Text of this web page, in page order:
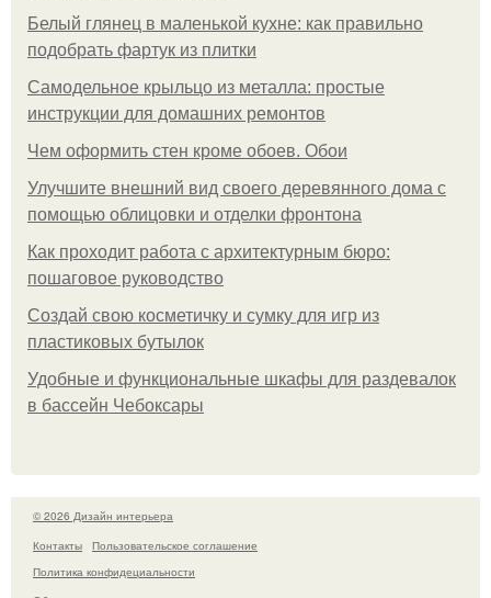
Белый глянец в маленькой кухне: как правильно
подобрать фартук из плитки
Самодельное крыльцо из металла: простые
инструкции для домашних ремонтов
Чем оформить стен кроме обоев. Обои
Улучшите внешний вид своего деревянного дома с
помощью облицовки и отделки фронтона
Как проходит работа с архитектурным бюро:
пошаговое руководство
Создай свою косметичку и сумку для игр из
пластиковых бутылок
Удобные и функциональные шкафы для раздевалок
в бассейн Чебоксары
© 2026 Дизайн интерьера
Контакты
Пользовательское соглашение
Политика конфидециальности